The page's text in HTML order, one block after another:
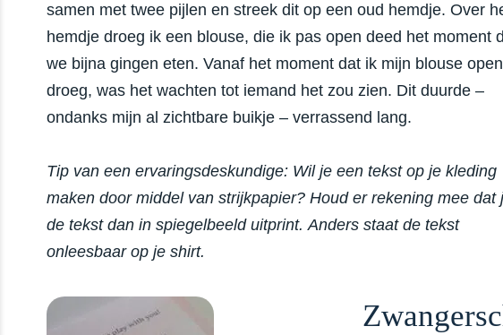
samen met twee pijlen en streek dit op een oud hemdje. Over
hemdje droeg ik een blouse, die ik pas open deed het moment
we bijna gingen eten. Vanaf het moment dat ik mijn blouse open
droeg, was het wachten tot iemand het zou zien. Dit duurde –
ondanks mijn al zichtbare buikje – verrassend lang.
Tip van een ervaringsdeskundige: Wil je een tekst op je kleding
maken door middel van strijkpapier? Houd er rekening mee dat
de tekst dan in spiegelbeeld uitprint. Anders staat de tekst
onleesbaar op je shirt.